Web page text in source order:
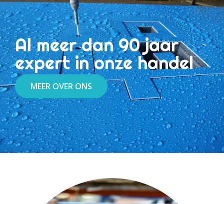
Al meer dan 90 jaar
expert in onze handel
MEER OVER ONS